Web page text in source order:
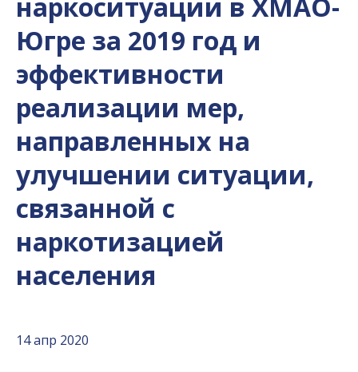
Югре за 2019 год и
эффективности
реализации мер,
направленных на
улучшении ситуации,
связанной с
наркотизацией
населения
14 апр 2020